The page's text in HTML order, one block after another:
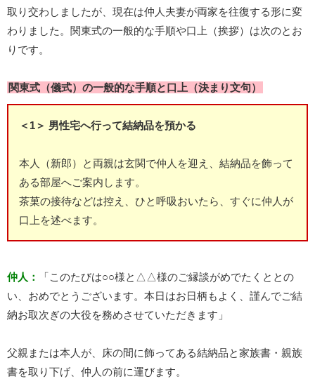
取り交わしましたが、現在は仲人夫妻が両家を往復する形に変
わりました。関東式の一般的な手順や口上（挨拶）は次のとお
りです。
関東式（儀式）の一般的な手順と口上（決まり文句）
＜1＞ 男性宅へ行って結納品を預かる
本人（新郎）と両親は玄関で仲人を迎え、結納品を飾って
ある部屋へご案内します。
茶菓の接待などは控え、ひと呼吸おいたら、すぐに仲人が
口上を述べます。
仲人：
「このたびは○○様と△△様のご縁談がめでたくととの
い、おめでとうございます。本日はお日柄もよく、謹んでご結
納お取次ぎの大役を務めさせていただきます」
父親または本人が、床の間に飾ってある結納品と家族書・親族
書を取り下げ、仲人の前に運びます。